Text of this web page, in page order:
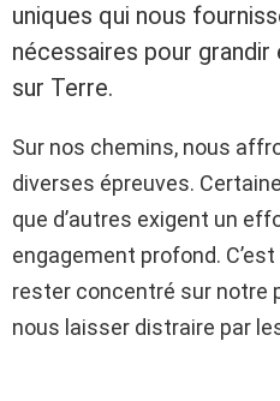
uniques qui nous
nécessaires pour
sur Terre.
Sur nos chemins, nous
diverses épreuves.
que d’autres exigent un
engagement profond.
rester concentré sur notre
nous laisser distraire par